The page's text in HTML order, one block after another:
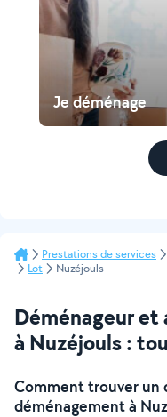
Je déménage
Prestations de services
Lot
Nuzéjouls
Déménageur et
à Nuzéjouls :
Comment trouver un
déménagement à